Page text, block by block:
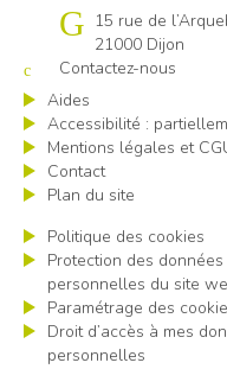
Cap emploi 21
15 rue de
21000 Dijon
Contactez-nous
Aides
Accessibilité :
Mentions légales et
Contact
Plan du site
Politique des cookies
Protection des données
personnelles du site
Paramétrage des
Droit d’accès à mes
personnelles